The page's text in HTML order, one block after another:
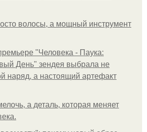
волосы, а мощный инструмент
"Человека - Паука:
День" зендея выбрала не
наряд, а настоящий артефакт
а деталь, которая меняет